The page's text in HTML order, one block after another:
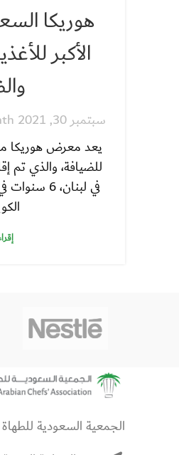
هوريكا
الأكبر
سبتمبر 30, 2021
يعد معرض هوريكا
الجمعية السعودية للطهاة